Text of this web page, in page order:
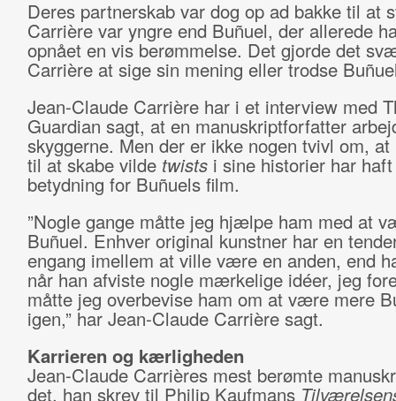
Deres partnerskab var dog op ad bakke til at
Carrière var yngre end Buñuel, der allerede
opnået en vis berømmelse. Det gjorde det
Carrière at sige sin mening eller trodse
Jean-Claude Carrière har i et interview med
Guardian sagt, at en manuskriptforfatter
skyggerne. Men der er ikke nogen tvivl om, at
til at skabe vilde twistsi sine historier har haft
betydning for Buñuels film.
”Nogle gange måtte jeg hjælpe ham med at
Buñuel. Enhver original kunstner har en
engang imellem at ville være en anden, end
når han afviste nogle mærkelige idéer, jeg
måtte jeg overbevise ham om at være mere
igen,” har Jean-Claude Carrière sagt.
Karrieren og kærligheden
Jean-Claude Carrières mest berømte
det, han skrev til Philip Kaufmans